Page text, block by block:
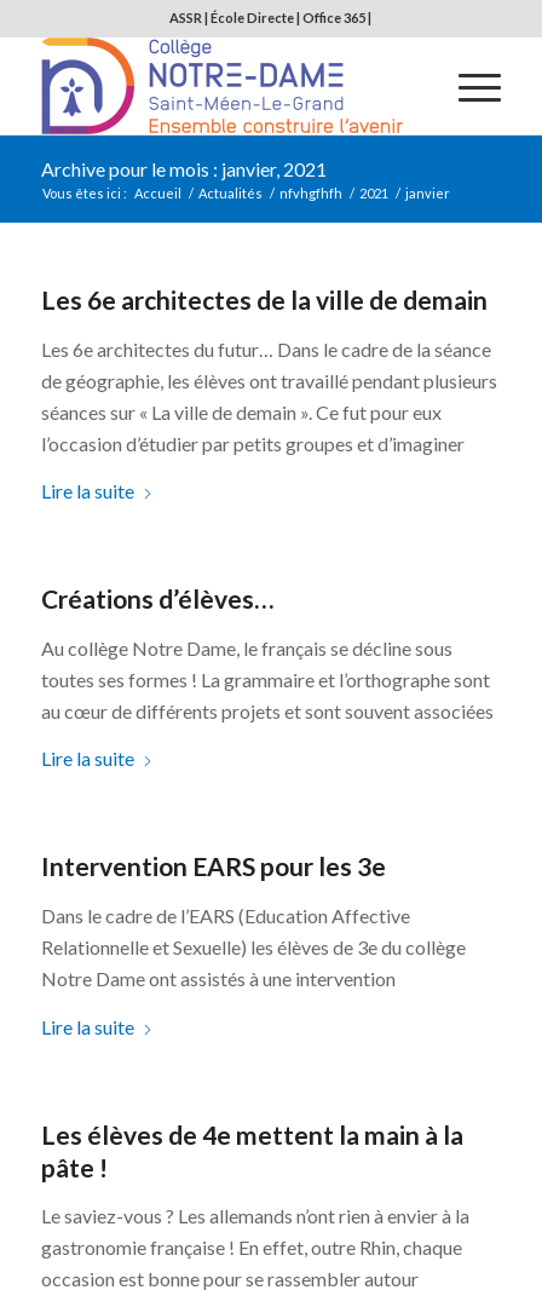
ASSR |École Directe|Office 365|
Archive pour le mois : janvier, 2021
Vous êtes ici : Accueil / Actualités / nfvhgfhfh / 2021 / janvier
Les 6e architectes de la ville de demain
Les 6e architectes du futur… Dans le cadre de la séance
de géographie, les élèves ont travaillé pendant plusieurs
séances sur « La ville de demain ». Ce fut pour eux
l’occasion d’étudier par petits groupes et d’imaginer
Lire la suite
Créations d’élèves…
Au collège Notre Dame, le français se décline sous
toutes ses formes ! La grammaire et l’orthographe sont
au cœur de différents projets et sont souvent associées
Lire la suite
Intervention EARS pour les 3e
Dans le cadre de l’EARS (Education Affective
Relationnelle et Sexuelle) les élèves de 3e du collège
Notre Dame ont assistés à une intervention
Lire la suite
Les élèves de 4e mettent la main à la
pâte !
Le saviez-vous ? Les allemands n’ont rien à envier à la
gastronomie française ! En effet, outre Rhin, chaque
occasion est bonne pour se rassembler autour